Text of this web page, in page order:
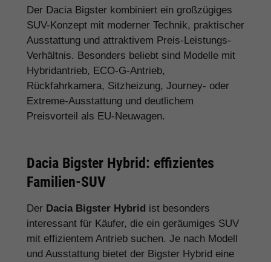
Der Dacia Bigster kombiniert ein großzügiges
SUV-Konzept mit moderner Technik, praktischer
Ausstattung und attraktivem Preis-Leistungs-
Verhältnis. Besonders beliebt sind Modelle mit
Hybridantrieb, ECO-G-Antrieb,
Rückfahrkamera, Sitzheizung, Journey- oder
Extreme-Ausstattung und deutlichem
Preisvorteil als EU-Neuwagen.
Dacia Bigster Hybrid: effizientes
Familien-SUV
Der Dacia Bigster Hybrid ist besonders
interessant für Käufer, die ein geräumiges SUV
mit effizientem Antrieb suchen. Je nach Modell
und Ausstattung bietet der Bigster Hybrid eine